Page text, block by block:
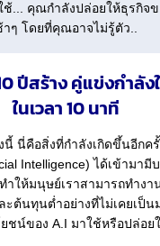
ช้... คุณกำลังปล่อยให้ธุรกิจ
าๆ โดยที่คุณอาจไม่รู้ตัว..
ปีสร้าง คู่แข่งกำลัง
ในเวลา 10 นาที
นี่คือสิ่งที่กำลังเกิดขึ้นอีกค
Intelligence) ได้เข้ามามี
ำให้มนุษย์เราสามารถทำง
ะต้นทุนต่ำอย่างที่ไม่เคยเป็
น์ของ A.I มาใช้หรือปล่อย